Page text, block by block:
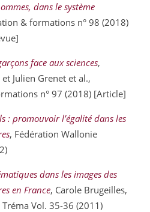
dans le système
& formations n° 98 (2018)
face aux sciences,
Julien Grenet et al.,
n° 97 (2018) [Article]
: promouvoir l’égalité dans les
, Fédération Wallonie
dans les images des
en France, Carole Brugeilles,
Vol. 35-36 (2011)